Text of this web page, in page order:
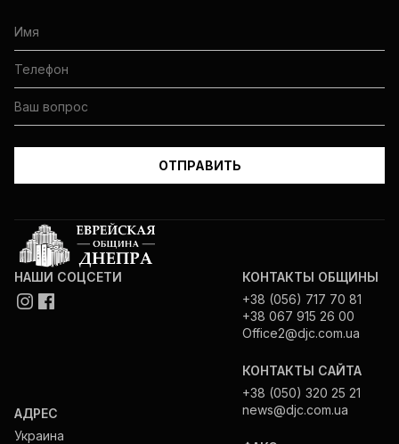
НАШИ СОЦСЕТИ
АДРЕС
Украина
КОНТАКТЫ ОБЩИНЫ
+38 (056) 717 70 81
+38 067 915 26 00
Office2@djc.com.ua
КОНТАКТЫ САЙТА
+38 (050) 320 25 21
news@djc.com.ua